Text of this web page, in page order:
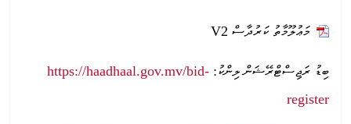
މަޢުލޫމާތު ކަރުދާސް V2
ބިޑު ރަޖިސްޓްރޭޝަން ލިންކު:https://haadhaal.gov.mv/bid-
register